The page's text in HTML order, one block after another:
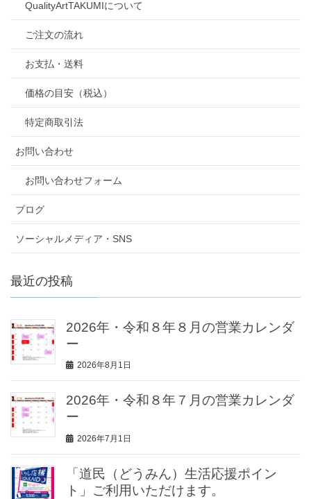
QualityArtTAKUMIについて
ご注文の流れ
お支払・送料
価格の目安（税込）
特定商取引法
お問い合わせ
お問い合わせフォーム
ブログ
ソーシャルメディア・SNS
最近の投稿
2026年・令和８年８月の営業カレンダ
ー
2026年8月1日
2026年・令和８年７月の営業カレンダ
ー
2026年7月1日
「道民（どうみん）生活応援ポイン
ト」ご利用いただけます。